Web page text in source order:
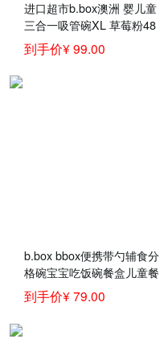
进口超市b.box澳洲 婴儿童
三合一吸管碗XL 草莓粉48
0ml（bbox辅食吸管碗宝宝
零食碗）
到手价¥ 99.00
b.box bbox便携带勺辅食分
格碗宝宝吃饭碗餐盒儿童餐
具套装 蓝绿色 授权保证
到手价¥ 79.00